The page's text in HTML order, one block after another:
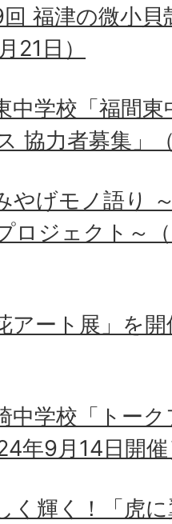
回 福津の微小
21日）
中学校「福間
協力者募集」
やげモノ語り
ロジェクト～
アート展」を
中学校「トー
年9月14日開
く輝く！「虎